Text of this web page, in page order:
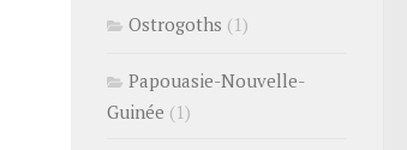
Ostrogoths (1)
Papouasie-Nouvelle-
Guinée (1)